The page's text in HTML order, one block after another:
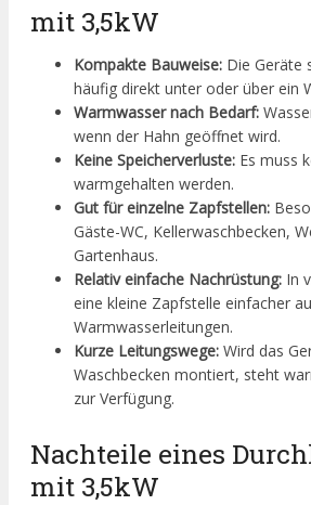
mit 3,5kW
Kompakte Bauweise: Die Geräte
häufig direkt unter oder über ein
Warmwasser nach Bedarf:
wenn der Hahn geöffnet wird.
Keine Speicherverluste: Es muss
warmgehalten werden.
Gut für einzelne Zapfstellen:
Gäste-WC, Kellerwaschbecken,
Gartenhaus.
Relativ einfache Nachrüstung: In
eine kleine Zapfstelle einfacher
Warmwasserleitungen.
Kurze Leitungswege: Wird das
Waschbecken montiert, steht
zur Verfügung.
Nachteile eines
mit 3,5kW